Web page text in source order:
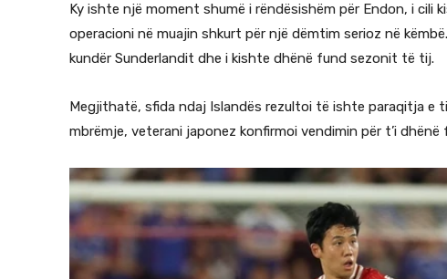
Ky ishte një moment shumë i rëndësishëm për Endon, i cili
operacioni në muajin shkurt për një dëmtim serioz në
kundër Sunderlandit dhe i kishte dhënë fund sezonit të tij.
Megjithatë, sfida ndaj Islandës rezultoi të ishte paraqitja e
mbrëmje, veterani japonez konfirmoi vendimin për t’i